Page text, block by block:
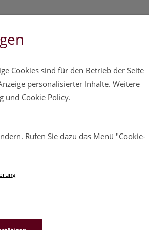
Diverses
3143562
Cookies sind für den Betrieb der Seite
personalisierter Inhalte. Weitere
und Cookie Policy.
Rufen Sie dazu das Menü "Cookie-